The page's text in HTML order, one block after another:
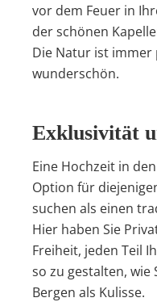
vor dem Feuer in
der schönen
Die Natur ist
wunderschön.
Exklusivität
Eine Hochzeit in
Option für
suchen als einen
Hier haben Sie
Freiheit, jeden Teil
so zu gestalten, wie
Bergen als Kulisse.